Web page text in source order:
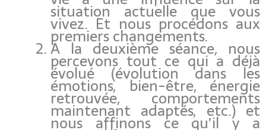
situation actuelle que vous
vivez. Et nous procédons aux
premiers changements.
A la deuxième séance, nous
percevons tout ce qui a déjà
évolué (évolution dans les
émotions, bien-être, énergie
retrouvée, comportements
maintenant adaptés, etc.) et
nous affinons ce qu’il y a